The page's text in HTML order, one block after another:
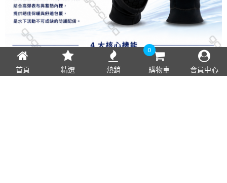
首頁 精選 熱銷
0
購物車 會員中心